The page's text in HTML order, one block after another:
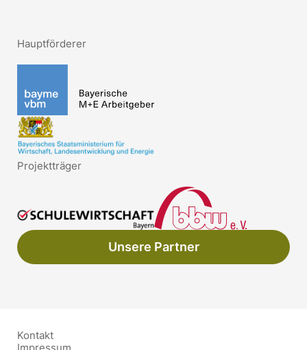
Hauptförderer
Projektträger
Unsere Partner
Kontakt